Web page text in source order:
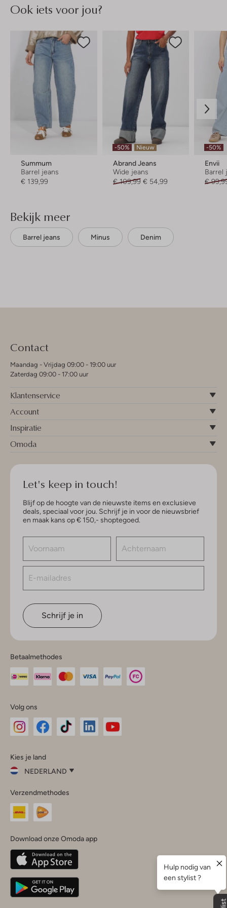
Ook iets voor jou?
Summum
Barrel jeans
€ 139,99
-50% Nieuw
Abrand Jeans
Wide jeans
€ 109,99 € 54,99
-50%
Envii
Barrel
€
Bekijk meer
Barrel jeans Minus Denim
Contact
Maandag - Vrijdag 09:00 - 19:00 uur
Zaterdag 09:00 - 17:00 uur
Klantenservice
Account
Inspiratie
Omoda
Let's keep in touch!
Blijf op de hoogte van de nieuwste items en exclusieve
deals, speciaal voor jou. Schrijf je in voor de nieuwsbrief
en maak kans op € 150,- shoptegoed.
Schrijf je in
Betaalmethodes
Volg ons
InstagramFacebook
Kies je land
NEDERLAND
je
land
Nederland
Belgique(Français)
Deutschland
Verzendmethodes
Download onze Omoda app